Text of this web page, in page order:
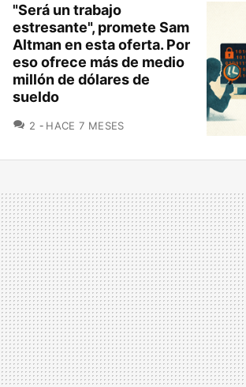
"Será un trabajo
estresante", promete Sam
Altman en esta oferta. Por
eso ofrece más de medio
millón de dólares de
sueldo
2 COMENTARIOS
HACE 7 MESES